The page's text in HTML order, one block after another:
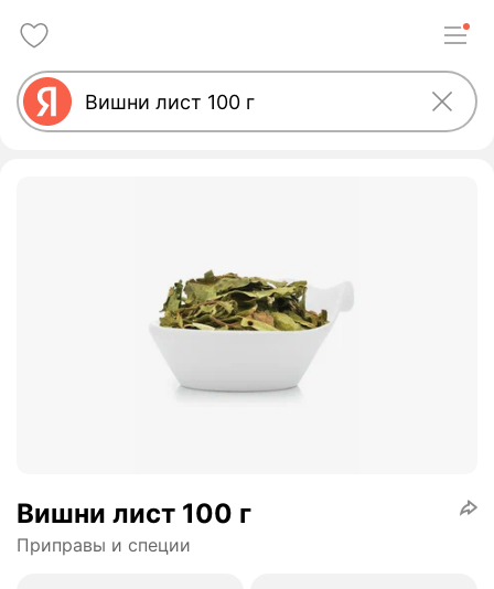
Вишни лист 100 г
Приправы и специи